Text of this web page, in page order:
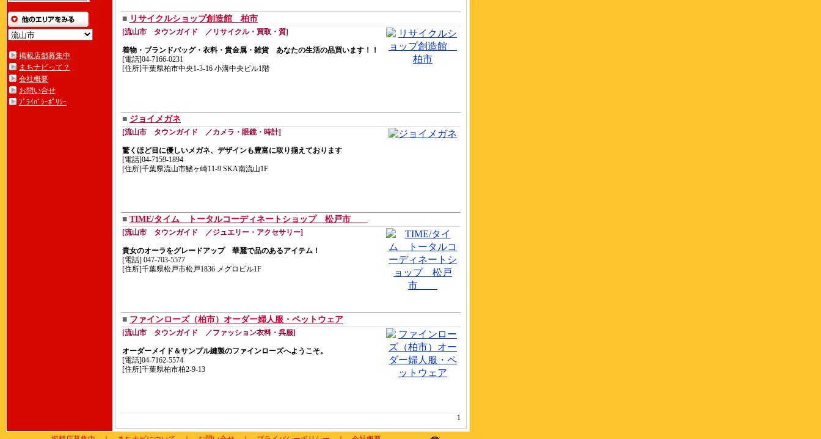
掲載店舗募集中
まちナビって？
会社概要
お問い合せ
ﾌﾟﾗｲﾊﾞｼｰﾎﾟﾘｼｰ
■ リサイクルショップ創造館 柏市
[流山市 タウンガイド ／リサイクル・買取・質]
着物・ブランドバッグ・衣料・貴金属・雑貨 あなたの生活の品買います！！
[電話]04-7166-0231
[住所]千葉県柏市中央1-3-16 小溝中央ビル1階
■ ジョイメガネ
[流山市 タウンガイド ／カメラ・眼鏡・時計]
驚くほど目に優しいメガネ、デザインも豊富に取り揃えております
[電話]04-7159-1894
[住所]千葉県流山市鰭ヶ崎11-9 SKA南流山1F
■ TIME/タイム トータルコーディネートショップ 松戸市
[流山市 タウンガイド ／ジュエリー・アクセサリー]
貴女のオーラをグレードアップ 華麗で品のあるアイテム！
[電話] 047-703-5577
[住所]千葉県松戸市松戸1836 メグロビル1F
■ ファインローズ（柏市）オーダー婦人服・ペットウェア
[流山市 タウンガイド ／ファッション衣料・呉服]
オーダーメイド＆サンプル縫製のファインローズへようこそ。
[電話]04-7162-5574
[住所]千葉県柏市柏2-9-13
1